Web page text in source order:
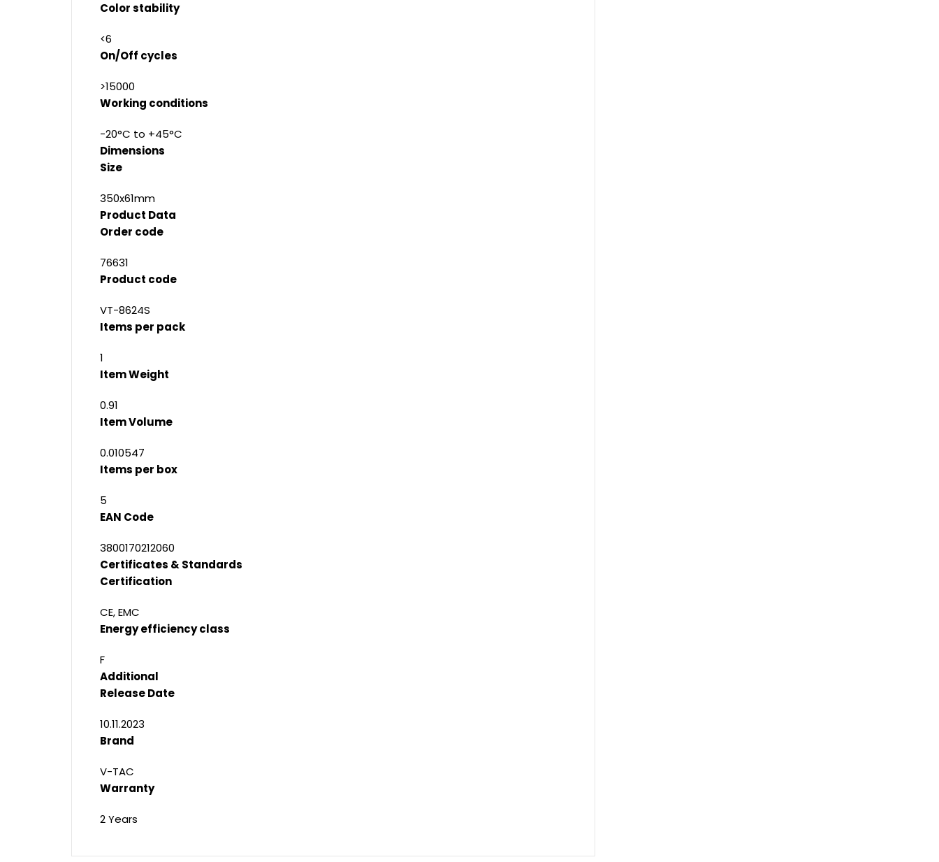
Color stability
<6
On/Off cycles
>15000
Working conditions
-20°C to +45°C
Dimensions
Size
350x61mm
Product Data
Order code
76631
Product code
VT-8624S
Items per pack
1
Item Weight
0.91
Item Volume
0.010547
Items per box
5
EAN Code
3800170212060
Certificates & Standards
Certification
CE, EMC
Energy efficiency class
F
Additional
Release Date
10.11.2023
Brand
V-TAC
Warranty
2 Years